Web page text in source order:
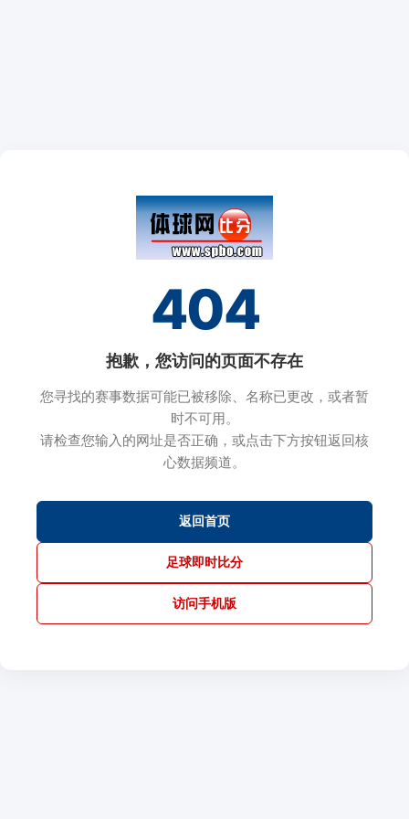
404
抱歉，您访问的页面不存在
您寻找的赛事数据可能已被移除、名称已更改，或者暂
时不可用。
请检查您输入的网址是否正确，或点击下方按钮返回核
心数据频道。
返回首页
足球即时比分
访问手机版